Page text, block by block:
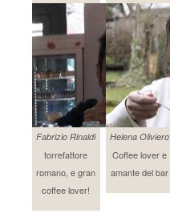
Fabrizio Rinaldi
torrefattore
romano, e gran
coffee lover!
Helena Oliviero
Coffee lover e
amante del bar